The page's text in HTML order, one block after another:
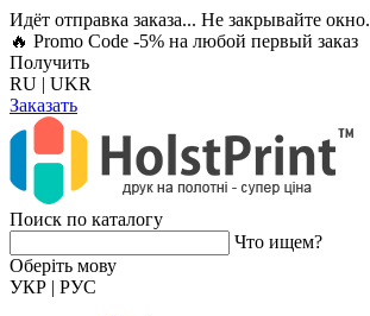
Идёт отправка заказа... Не закрывайте окно.
🔥 Promo Code -5% на любой первый заказ
Получить
RU | UKR
Заказать
Поиск по каталогу
Что ищем?
Оберiть мову
УКР | РУС